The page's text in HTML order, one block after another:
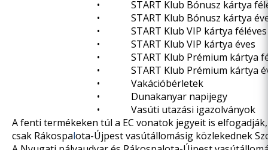
• START Klub Bónusz kártya
• START Klub Bónusz kártya
• START Klub VIP kártya féléves
• START Klub VIP kártya éves
• START Klub Prémium kártya
• START Klub Prémium kártya
• Vakációbérletek
• Dunakanyar napijegy
• Vasúti utazási igazolványok
A fenti termékeken túl a EC vonatok jegyeit is
csak Rákospalota-Újpest vasútállomásig közlekednek